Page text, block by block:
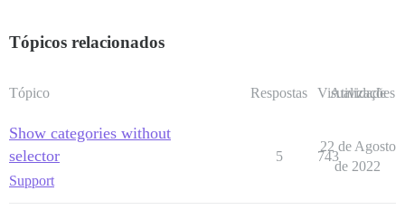
Tópicos relacionados
Tópico Respostas Visualizações
Atividade
Show categories without
selector
Support
5 743
22 de Agosto
de 2022